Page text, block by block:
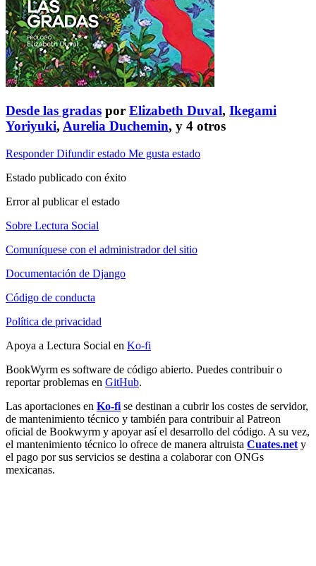
Desde las gradas por Elizabeth Duval, Ikegami
Yoriyuki, Aurelia Duchemin, y 4 otros
Responder Difundir estado Me gusta estado
Estado publicado con éxito
Error al publicar el estado
Sobre Lectura Social
Comuníquese con el administrador del sitio
Documentación de Django
Código de conducta
Política de privacidad
Apoya a Lectura Social en Ko-fi
BookWyrm es software de código abierto. Puedes contribuir o
reportar problemas en GitHub.
Las aportaciones en Ko-fi se destinan a cubrir los costes de servidor,
de mantenimiento técnico y también para contribuir al Patreon
oficial de Bookwyrm y apoyar así el desarrollo del código. A su vez,
el mantenimiento técnico lo ofrece de manera altruista Cuates.net y
el pago por sus servicios se destina a colaborar con ONGs
mexicanas.